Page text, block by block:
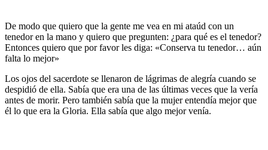
De modo que quiero que la gente me vea en mi ataúd con un
tenedor en la mano y quiero que pregunten: ¿para qué es el tenedor?
Entonces quiero que por favor les diga: «Conserva tu tenedor… aún
falta lo mejor»
Los ojos del sacerdote se llenaron de lágrimas de alegría cuando se
despidió de ella. Sabía que era una de las últimas veces que la vería
antes de morir. Pero también sabía que la mujer entendía mejor que
él lo que era la Gloria. Ella sabía que algo mejor venía.